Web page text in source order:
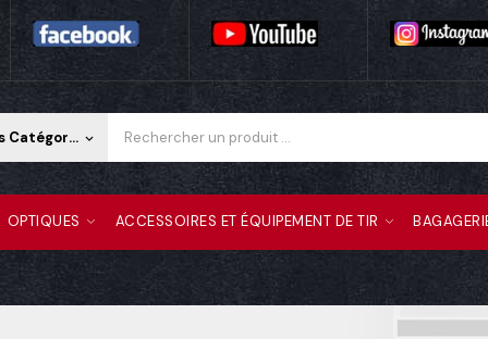
Toutes Les Catégories keyboard_arrow_down
OPTIQUES ACCESSOIRES ET ÉQUIPEMENT DE TIR